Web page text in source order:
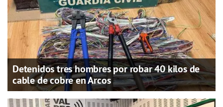
Detenidos tres hombres por robar 40 kilos de
cable de cobre en Arcos